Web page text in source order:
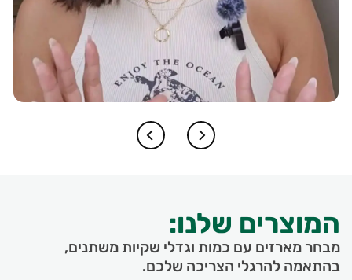
המוצרים שלנו:
מבחר מארזים עם כמות וגדלי שקיות משתנים,
בהתאמה להרגלי הצריכה שלכם.